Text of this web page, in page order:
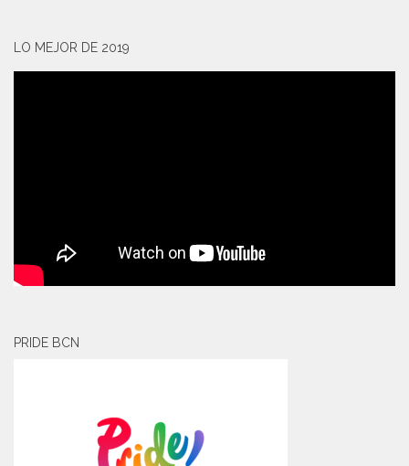
LO MEJOR DE 2019
PRIDE BCN